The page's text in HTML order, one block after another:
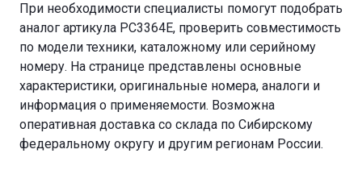
При необходимости специалисты помогут подобрать
аналог артикула PC3364E, проверить совместимость
по модели техники, каталожному или серийному
номеру. На странице представлены основные
характеристики, оригинальные номера, аналоги и
информация о применяемости. Возможна
оперативная доставка со склада по Сибирскому
федеральному округу и другим регионам России.